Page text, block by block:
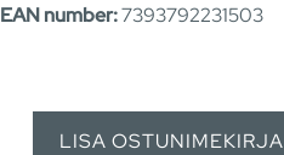
EAN number:7393792231503
LISA OSTUNIMEKIRJA